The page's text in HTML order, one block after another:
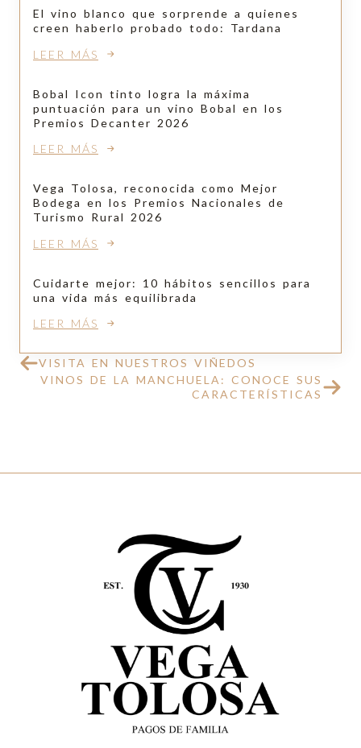
El vino blanco que sorprende a quienes
creen haberlo probado todo: Tardana
LEER MÁS
Bobal Icon tinto logra la máxima
puntuación para un vino Bobal en los
Premios Decanter 2026
LEER MÁS
Vega Tolosa, reconocida como Mejor
Bodega en los Premios Nacionales de
Turismo Rural 2026
LEER MÁS
Cuidarte mejor: 10 hábitos sencillos para
una vida más equilibrada
LEER MÁS
VISITA EN NUESTROS VIÑEDOS
VINOS DE LA MANCHUELA: CONOCE SUS
CARACTERÍSTICAS